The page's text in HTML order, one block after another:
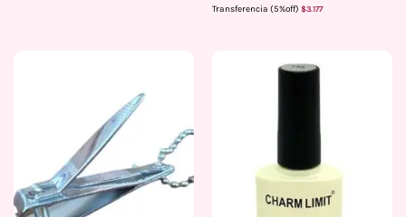
Transferencia (5%off) $3.177